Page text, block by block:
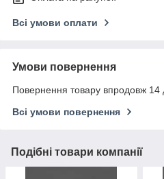
Всі умови оплати
Умови повернення
Повернення товару впродовж 14
Всі умови повернення
Подібні товари компанії